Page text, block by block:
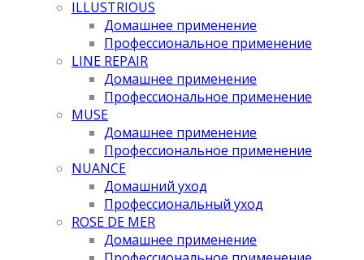
ILLUSTRIOUS
Домашнее применение
Профессиональное применение
LINE REPAIR
Домашнее применение
Профессиональное применение
MUSE
Домашнее применение
Профессиональное применение
NUANCE
Домашний уход
Профессиональный уход
ROSE DE MER
Домашнее применение